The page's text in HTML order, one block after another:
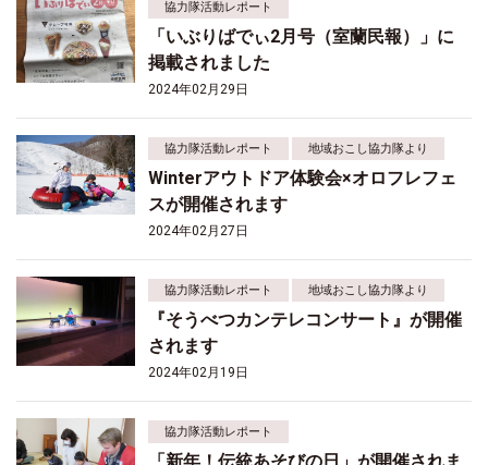
協力隊活動レポート
「いぶりばでぃ2月号（室蘭民報）」に
掲載されました
2024年02月29日
協力隊活動レポート 地域おこし協力隊より
Winterアウトドア体験会×オロフレフェ
スが開催されます
2024年02月27日
協力隊活動レポート 地域おこし協力隊より
『そうべつカンテレコンサート』が開催
されます
2024年02月19日
協力隊活動レポート